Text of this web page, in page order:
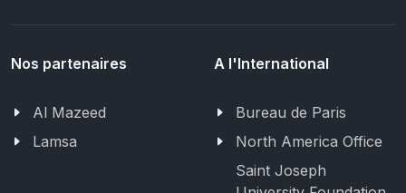
Nos partenaires
Al Mazeed
Lamsa
A l'International
Bureau de Paris
North America Office
Saint Joseph